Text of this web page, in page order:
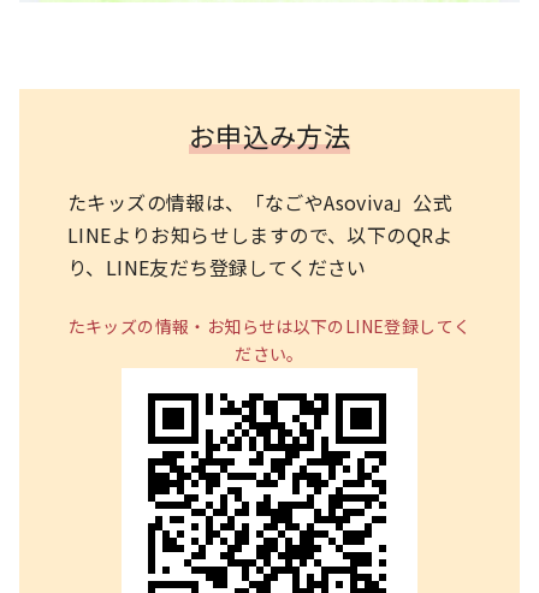
お申込み方法
たキッズの情報は、「なごやAsoviva」公式
LINEよりお知らせしますので、以下のQRよ
り、LINE友だち登録してください
たキッズの情報・お知らせは以下のLINE登録してく
ださい。